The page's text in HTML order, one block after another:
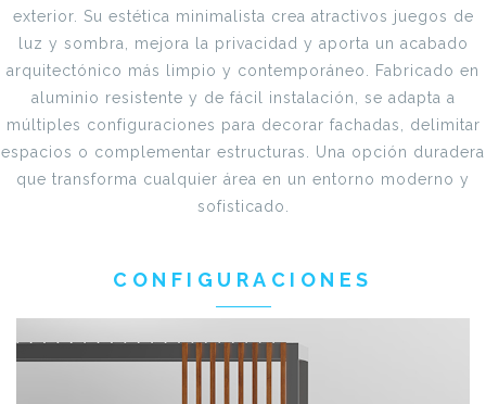
exterior. Su estética minimalista crea atractivos juegos de
luz y sombra, mejora la privacidad y aporta un acabado
arquitectónico más limpio y contemporáneo. Fabricado en
aluminio resistente y de fácil instalación, se adapta a
múltiples configuraciones para decorar fachadas, delimitar
espacios o complementar estructuras. Una opción duradera
que transforma cualquier área en un entorno moderno y
sofisticado.
CONFIGURACIONES